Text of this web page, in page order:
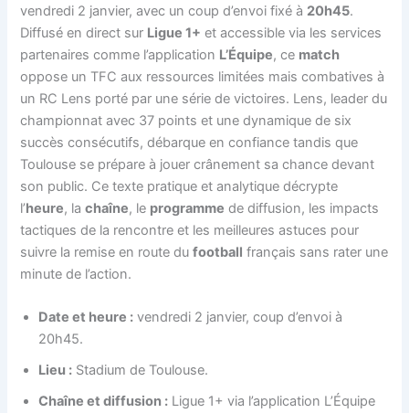
vendredi 2 janvier, avec un coup d’envoi fixé à 20h45.
Diffusé en direct sur Ligue 1+ et accessible via les services
partenaires comme l’application L’Équipe, ce match
oppose un TFC aux ressources limitées mais combatives à
un RC Lens porté par une série de victoires. Lens, leader du
championnat avec 37 points et une dynamique de six
succès consécutifs, débarque en confiance tandis que
Toulouse se prépare à jouer crânement sa chance devant
son public. Ce texte pratique et analytique décrypte
l’heure, lachaîne, le programme de diffusion, les impacts
tactiques de la rencontre et les meilleures astuces pour
suivre la remise en route dufootball français sans rater une
minute de l’action.
Date et heure : vendredi 2 janvier, coup d’envoi à
20h45.
Lieu : Stadium de Toulouse.
Chaîne et diffusion : Ligue 1+ via l’application L’Équipe